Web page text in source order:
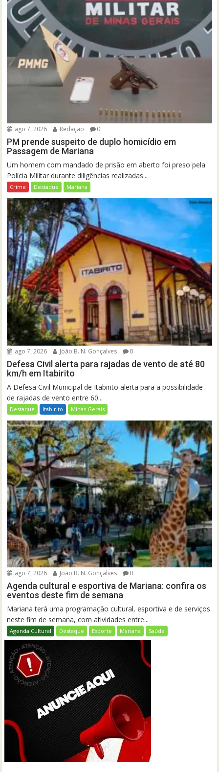
ago 7, 2026 Redação 0
PM prende suspeito de duplo homicídio em
Passagem de Mariana
Um homem com mandado de prisão em aberto foi preso pela
Polícia Militar durante diligências realizadas...
Crime Destaque Mariana
ago 7, 2026 João B. N. Gonçalves 0
Defesa Civil alerta para rajadas de vento de até 80
km/h em Itabirito
A Defesa Civil Municipal de Itabirito alerta para a possibilidade
de rajadas de vento entre 60...
Destaque Itabirito Minas Gerais
ago 7, 2026 João B. N. Gonçalves 0
Agenda cultural e esportiva de Mariana: confira os
eventos deste fim de semana
Mariana terá uma programação cultural, esportiva e de serviços
neste fim de semana, com atividades entre...
Agenda Cultural Destaque Esporte Mariana Saúde